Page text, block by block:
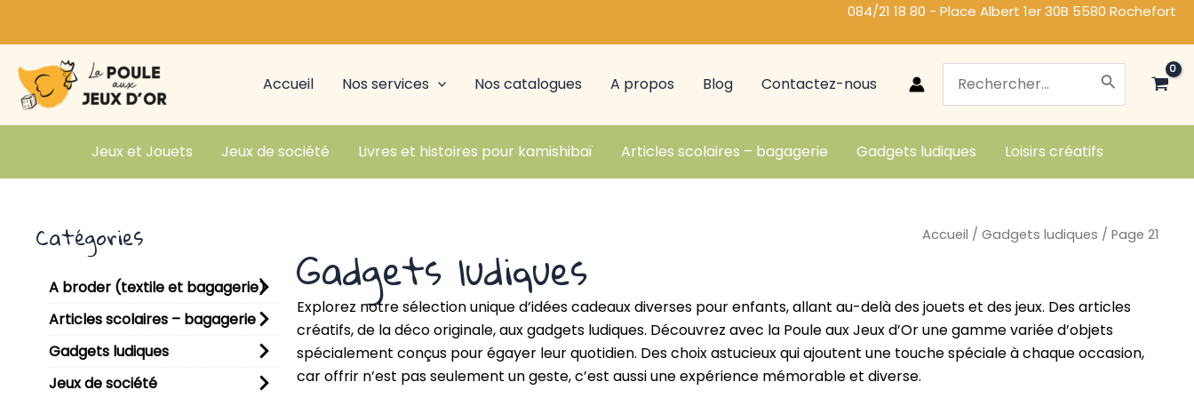
084/21 18 80 - Place Albert 1er 30B 5580 Rochefort
Accueil Nos services Nos catalogues A propos Blog Contactez-nous
Search
Jeux et Jouets Jeux de société Livres et histoires pour kamishibaï Articles scolaires – bagagerie Gadgets ludiques Loisirs créatifs
Catégories
A broder (textile et bagagerie)
Articles scolaires – bagagerie
Gadgets ludiques
Jeux de société
Accueil / Gadgets ludiques / Page 21
Gadgets ludiques
Explorez notre sélection unique d’idées cadeaux diverses pour enfants, allant au-delà des jouets et des jeux. Des articles
créatifs, de la déco originale, aux gadgets ludiques. Découvrez avec la Poule aux Jeux d’Or une gamme variée d’objets
spécialement conçus pour égayer leur quotidien. Des choix astucieux qui ajoutent une touche spéciale à chaque occasion,
car offrir n’est pas seulement un geste, c’est aussi une expérience mémorable et diverse.